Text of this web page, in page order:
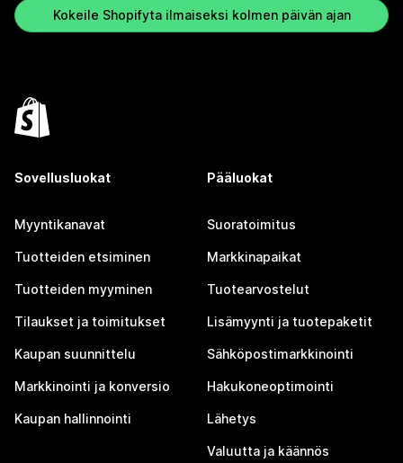
Kokeile Shopifyta ilmaiseksi kolmen päivän ajan
Sovellusluokat
Myyntikanavat
Tuotteiden etsiminen
Tuotteiden myyminen
Tilaukset ja toimitukset
Kaupan suunnittelu
Markkinointi ja konversio
Kaupan hallinnointi
Pääluokat
Suoratoimitus
Markkinapaikat
Tuotearvostelut
Lisämyynti ja tuotepaketit
Sähköpostimarkkinointi
Hakukoneoptimointi
Lähetys
Valuutta ja käännös